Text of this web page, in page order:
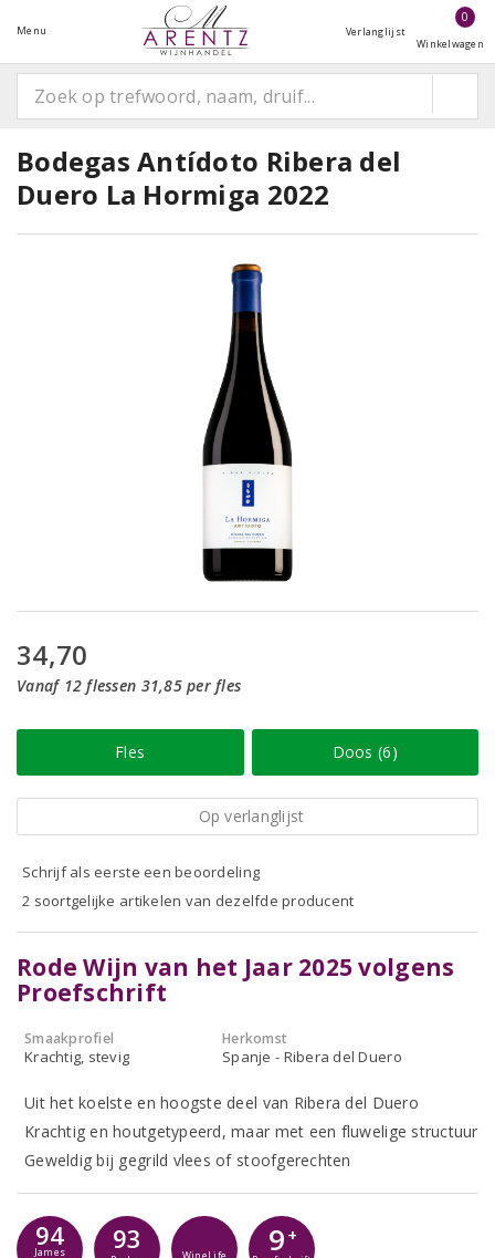
Menu Verlanglijst
0
Winkelwagen
Bodegas Antídoto Ribera del
Duero La Hormiga 2022
34,70
Vanaf 12 flessen 31,85 per fles
Fles Doos (6)
Op verlanglijst
Schrijf als eerste een beoordeling
2 soortgelijke artikelen van dezelfde producent
Rode Wijn van het Jaar 2025 volgens
Proefschrift
Smaakprofiel
Krachtig, stevig
Herkomst
Spanje - Ribera del Duero
Uit het koelste en hoogste deel van Ribera del Duero
Krachtig en houtgetypeerd, maar met een fluwelige structuur
Geweldig bij gegrild vlees of stoofgerechten
94
James
93 9 +